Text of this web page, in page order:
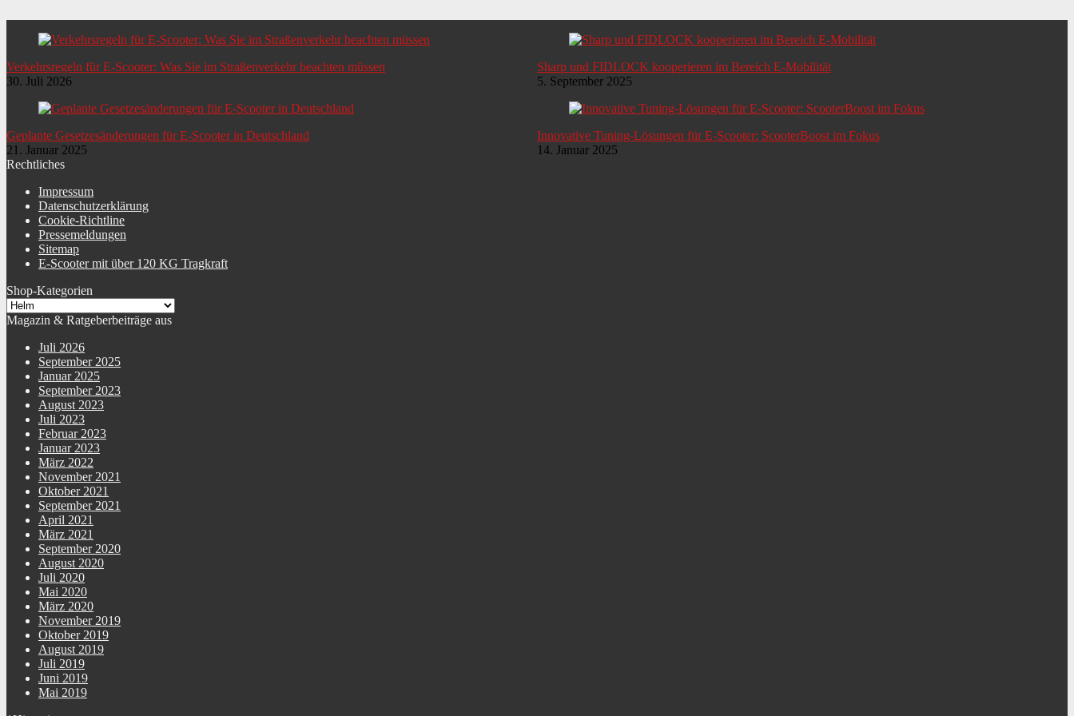
Verkehrsregeln für E-Scooter: Was Sie im Straßenverkehr beachten müssen
30. Juli 2026
Sharp und FIDLOCK kooperieren im Bereich E-Mobilität
5. September 2025
Geplante Gesetzesänderungen für E-Scooter in Deutschland
21. Januar 2025
Innovative Tuning-Lösungen für E-Scooter: ScooterBoost im Fokus
14. Januar 2025
Rechtliches
Impressum
Datenschutzerklärung
Cookie-Richtline
Pressemeldungen
Sitemap
E-Scooter mit über 120 KG Tragkraft
Shop-Kategorien
Magazin & Ratgeberbeiträge aus
Juli 2026
September 2025
Januar 2025
September 2023
August 2023
Juli 2023
Februar 2023
Januar 2023
März 2022
November 2021
Oktober 2021
September 2021
April 2021
März 2021
September 2020
August 2020
Juli 2020
Mai 2020
März 2020
November 2019
Oktober 2019
August 2019
Juli 2019
Juni 2019
Mai 2019